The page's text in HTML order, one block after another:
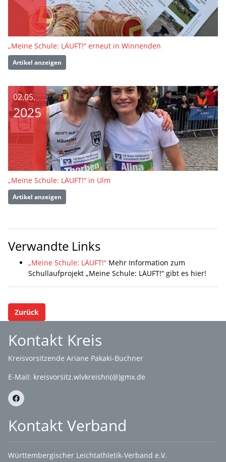
„Meine Schule: LÄUFT!“ erneut in Winnenden
Artikel anzeigen
02.05.
2025
„Meine Schule: LÄUFT!“ in Ulm
Artikel anzeigen
Verwandte Links
„Meine Schule: LÄUFT!“ Mehr Information zum
Schullaufprojekt „Meine Schule: LÄUFT!“ gibt es hier!
Zurück
Kontakt Kreis
Kreisvorsitzende Ariane Pakaki-Buchner
E-Mail: kreisvorsitz.wlvkreishn(@)gmx.de
Kontakt Verband
Württembergischer Leichtathletik-Verband e.V.